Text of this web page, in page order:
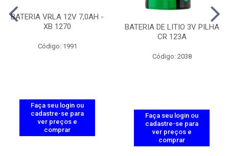
BATERIA VRLA 12V 7,0AH -
XB 1270
Código: 1991
Faça seu login ou
cadastre-se para
ver preços e
comprar
BATERIA DE LITIO 3V PILHA
CR 123A
Código: 2038
Faça seu login ou
cadastre-se para
ver preços e
comprar